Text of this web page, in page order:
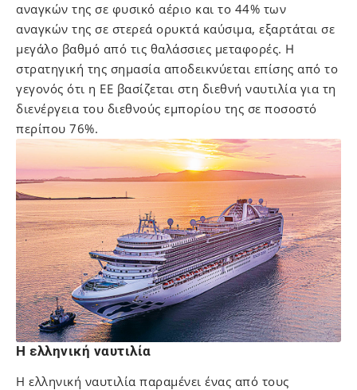
αναγκών της σε φυσικό αέριο και το 44% των
αναγκών της σε στερεά ορυκτά καύσιμα, εξαρτάται σε
μεγάλο βαθμό από τις θαλάσσιες μεταφορές. Η
στρατηγική της σημασία αποδεικνύεται επίσης από το
γεγονός ότι η ΕΕ βασίζεται στη διεθνή ναυτιλία για τη
διενέργεια του διεθνούς εμπορίου της σε ποσοστό
περίπου 76%.
Η ελληνική ναυτιλία
Η ελληνική ναυτιλία παραμένει ένας από τους